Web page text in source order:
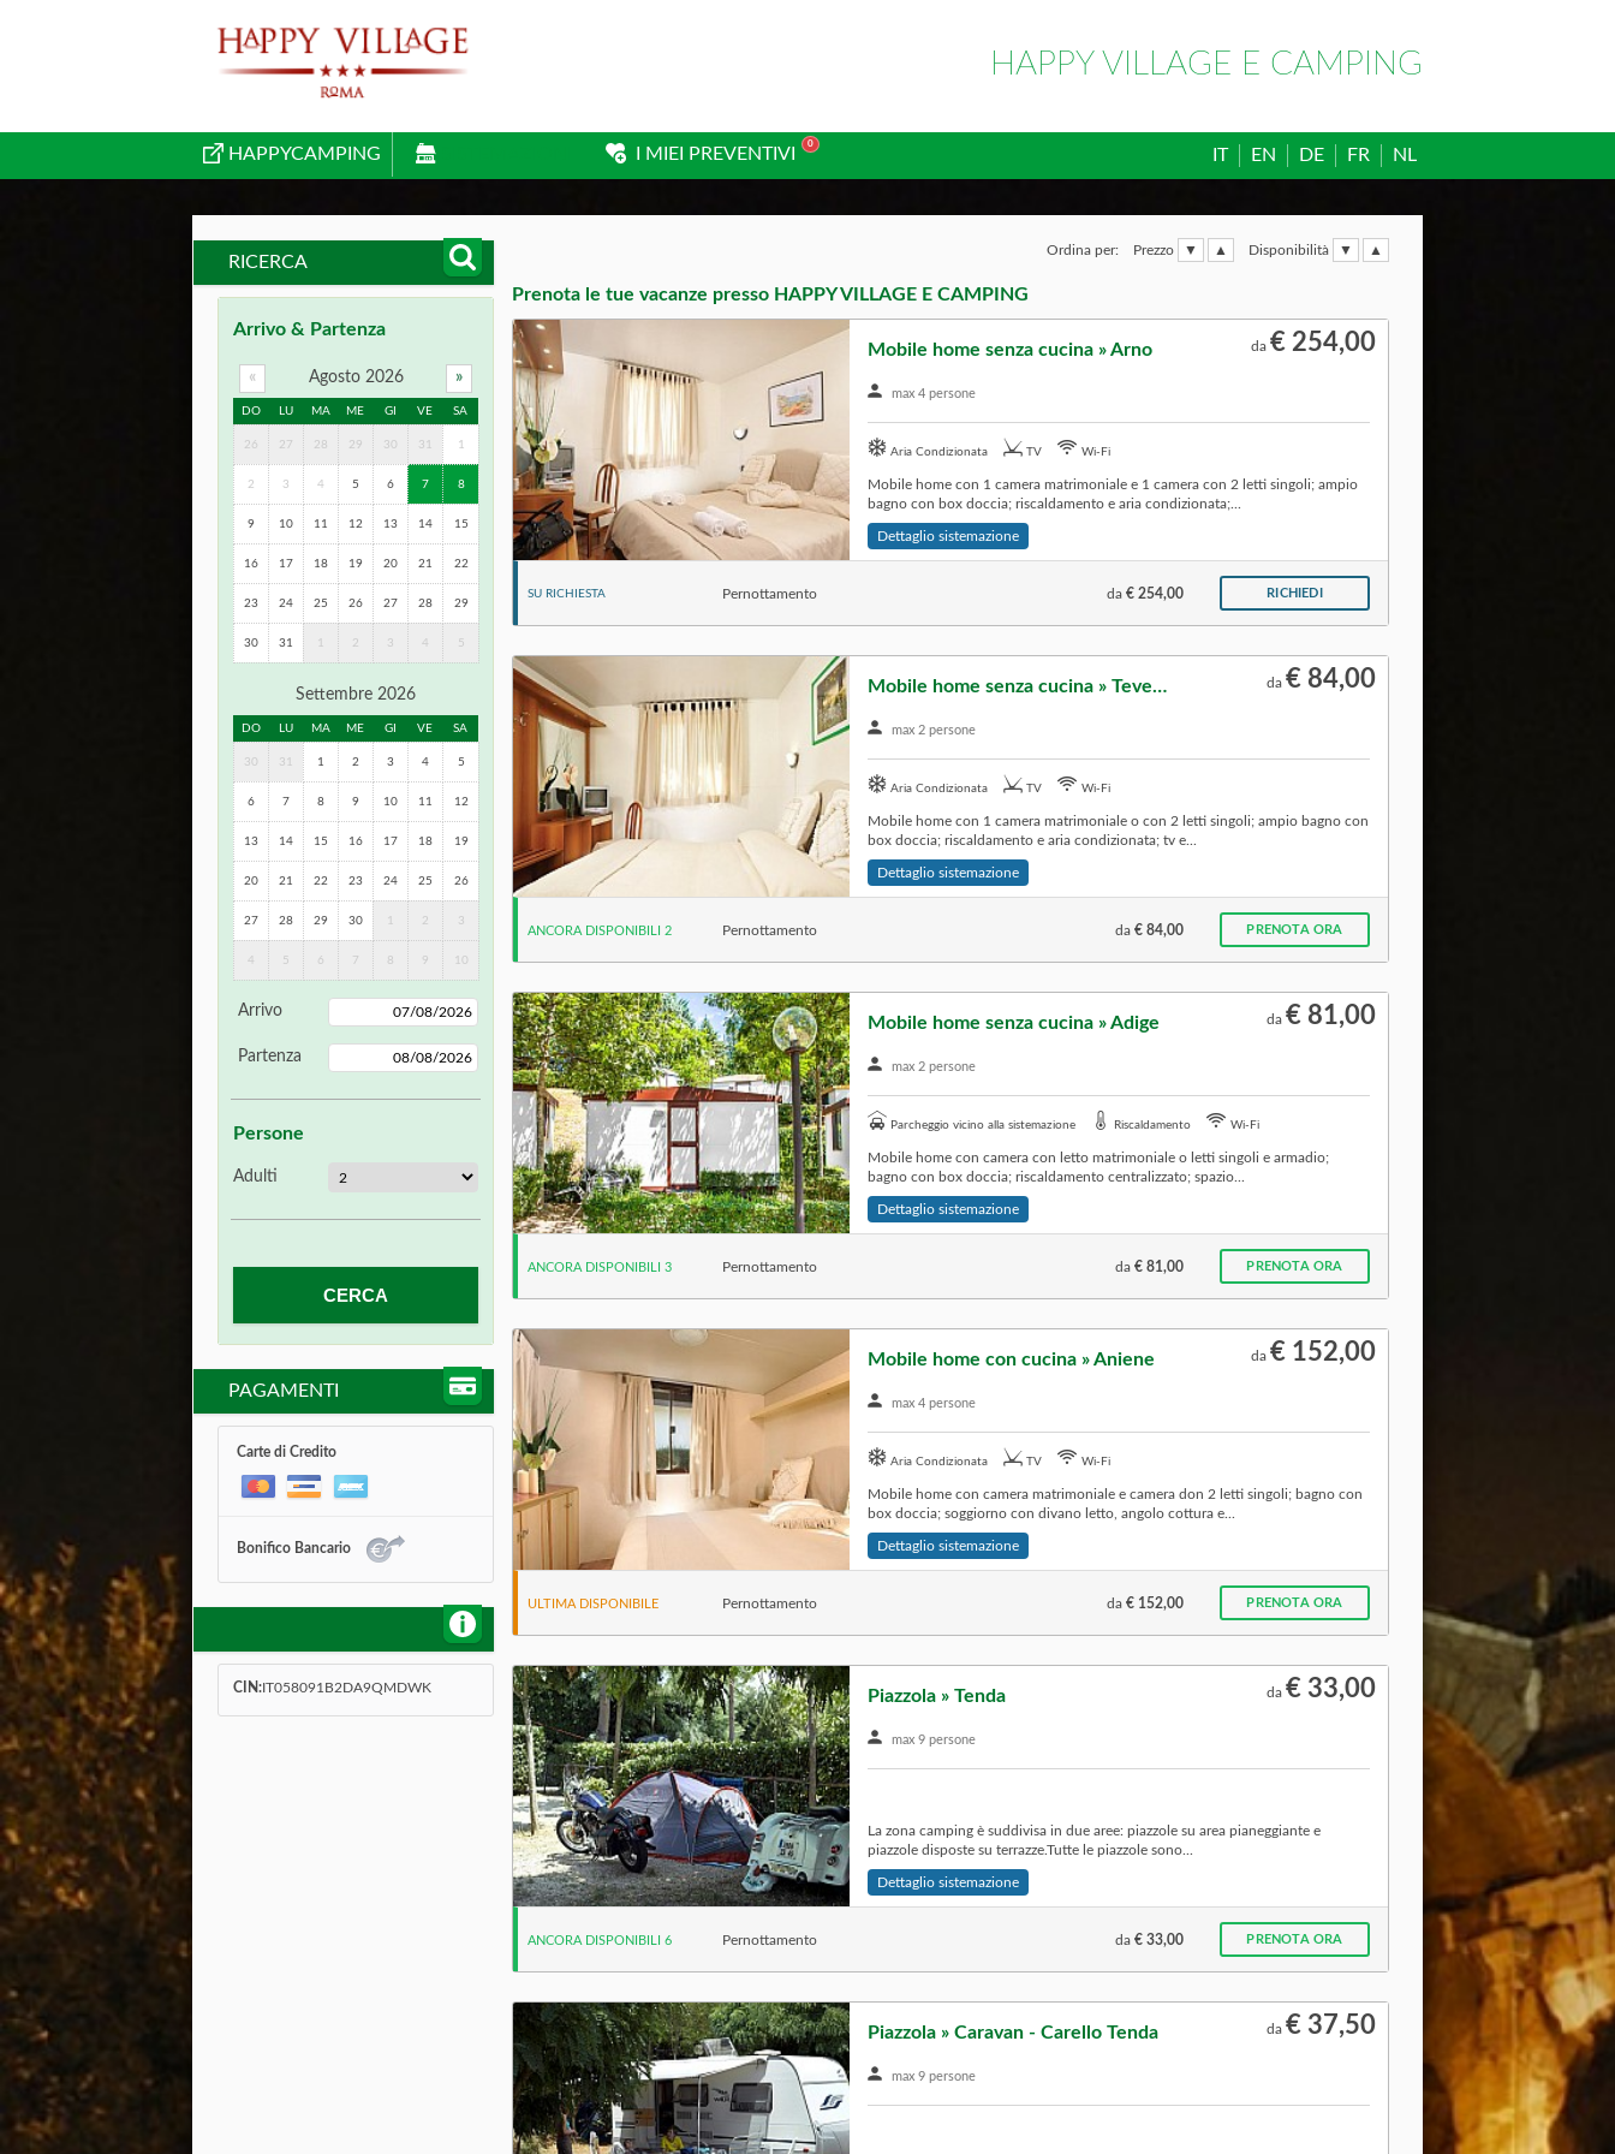
HAPPY VILLAGE E CAMPING
HAPPYCAMPING I MIEI PREVENTIVI 0
IT EN DE FR NL
RICERCA
Arrivo & Partenza
« »
Agosto 2026
DO LU MA ME GI VE SA
26 27 28 29 30 31 1
2 3 4 5 6 7 8
9 10 11 12 13 14 15
16 17 18 19 20 21 22
23 24 25 26 27 28 29
30 31 1 2 3 4 5
Settembre 2026
DO LU MA ME GI VE SA
30 31 1 2 3 4 5
6 7 8 9 10 11 12
13 14 15 16 17 18 19
20 21 22 23 24 25 26
27 28 29 30 1 2 3
4 5 6 7 8 9 10
Arrivo
Partenza
Persone
Adulti
PAGAMENTI
Carte di Credito
Bonifico Bancario
CIN:IT058091B2DA9QMDWK
Ordina per: Prezzo Disponibilità
Prenota le tue vacanze presso HAPPY VILLAGE E CAMPING
Mobile home senza cucina » Arno
max 4 persone
da € 254,00
Aria Condizionata TV Wi-Fi
Mobile home con 1 camera matrimoniale e 1 camera con 2 letti singoli; ampio
bagno con box doccia; riscaldamento e aria condizionata;...
Dettaglio sistemazione
SU RICHIESTA Pernottamento da € 254,00 RICHIEDI
Mobile home senza cucina » Tevere
max 2 persone
da € 84,00
Aria Condizionata TV Wi-Fi
Mobile home con 1 camera matrimoniale o con 2 letti singoli; ampio bagno con
box doccia; riscaldamento e aria condizionata; tv e...
Dettaglio sistemazione
ANCORA DISPONIBILI 2 Pernottamento da € 84,00 PRENOTA ORA
Mobile home senza cucina » Adige
max 2 persone
da € 81,00
Parcheggio vicino alla sistemazione Riscaldamento Wi-Fi
Mobile home con camera con letto matrimoniale o letti singoli e armadio;
bagno con box doccia; riscaldamento centralizzato; spazio...
Dettaglio sistemazione
ANCORA DISPONIBILI 3 Pernottamento da € 81,00 PRENOTA ORA
Mobile home con cucina » Aniene
max 4 persone
da € 152,00
Aria Condizionata TV Wi-Fi
Mobile home con camera matrimoniale e camera don 2 letti singoli; bagno con
box doccia; soggiorno con divano letto, angolo cottura e...
Dettaglio sistemazione
ULTIMA DISPONIBILE Pernottamento da € 152,00 PRENOTA ORA
Piazzola » Tenda
max 9 persone
da € 33,00
La zona camping è suddivisa in due aree: piazzole su area pianeggiante e
piazzole disposte su terrazze.Tutte le piazzole sono...
Dettaglio sistemazione
ANCORA DISPONIBILI 6 Pernottamento da € 33,00 PRENOTA ORA
Piazzola » Caravan - Carello Tenda
max 9 persone
da € 37,50